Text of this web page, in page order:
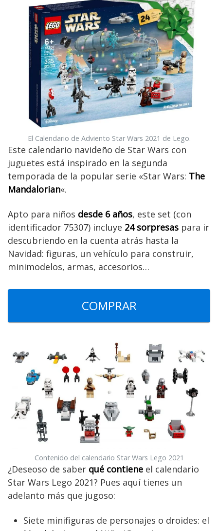
El Calendario de Adviento Star Wars 2021 de Lego.
Este calendario navideño de Star Wars con
juguetes está inspirado en la segunda
temporada de la popular serie «Star Wars: The
Mandalorian«.
Apto para niños desde 6 años, este set (con
identificador 75307) incluye 24 sorpresas para ir
descubriendo en la cuenta atrás hasta la
Navidad: figuras, un vehículo para construir,
minimodelos, armas, accesorios…
COMPRAR
Contenido del calendario Star Wars Lego 2021
¿Deseoso de saber qué contiene el calendario
Star Wars Lego 2021? Pues aquí tienes un
adelanto más que jugoso:
Siete minifiguras de personajes o droides: el